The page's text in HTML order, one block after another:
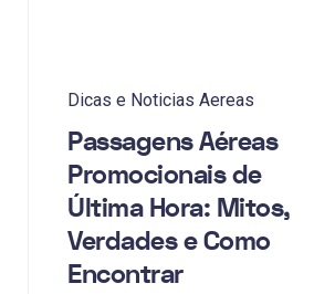
Dicas e Noticias Aereas
Passagens Aéreas
Promocionais de
Última Hora: Mitos,
Verdades e Como
Encontrar